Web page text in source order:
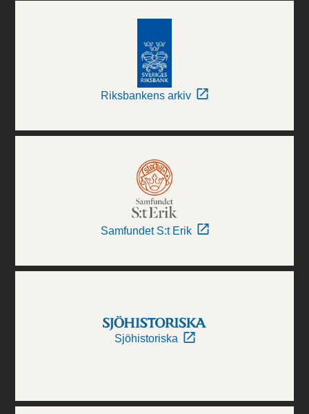
Riksbankens arkiv
Samfundet S:t Erik
Sjöhistoriska